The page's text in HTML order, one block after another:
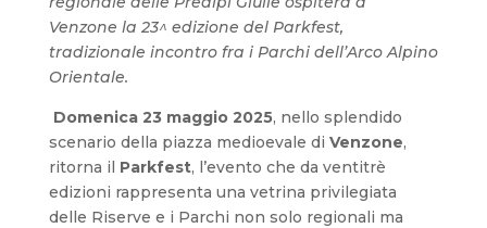
Venzone la 23^ edizione del Parkfest,
tradizionale incontro fra i Parchi dell’Arco Alpino
Orientale.
Domenica 23 maggio 2025, nello splendido
scenario della piazza medioevale di Venzone,
ritorna il Parkfest, l’evento che da ventitrè
edizioni rappresenta una vetrina privilegiata
delle Riserve e i Parchi non solo regionali ma